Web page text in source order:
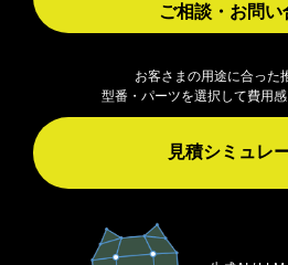
ご相談・お問い
お客さまの用途に合った
型番・パーツを選択して費用感
見積シミュレ